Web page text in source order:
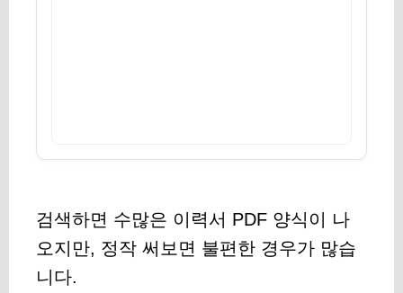
검색하면 수많은 이력서 PDF 양식이 나
오지만, 정작 써보면 불편한 경우가 많습
니다.